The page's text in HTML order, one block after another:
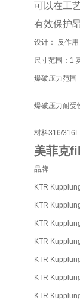
可以在工
有效保护
设计 ： 反作
尺寸范围 ：1
爆破压力范围
爆破压力耐受
材料316/
美菲克
品牌
KTR
KTR
KTR
KTR
KTR
KTR
KTR